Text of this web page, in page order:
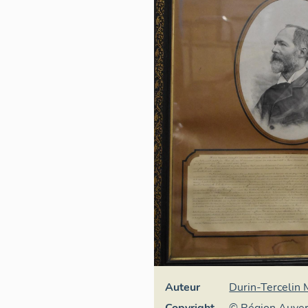
Auteur
Durin-Tercelin